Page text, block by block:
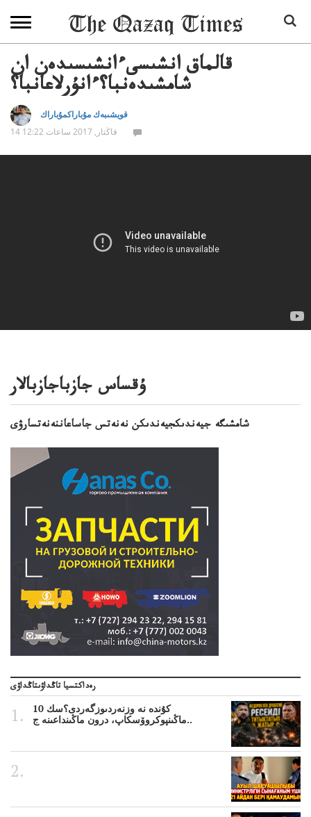
قالماق انشىسىءانشىسىدەن ان
شامشىدەنبا؟ءانۇرلاعانبا؟
قويشىبەك مۇباراكمۇباراك
14 قاڭتار, 2017 ساعات 12:22
ۇقساس جازباجازبالار
شامشىگە جيەندىكجيەندىكن نەنەتس جاساعاننەنەتسارۋى
رەداكتسيا تاڭداۋىتاڭداۋى
10 كۇندە نە وزنەردىوزگەردى؟سك
ماڭىنپوكروۆسكاپ، درون ماڭىنداعىنە ج..